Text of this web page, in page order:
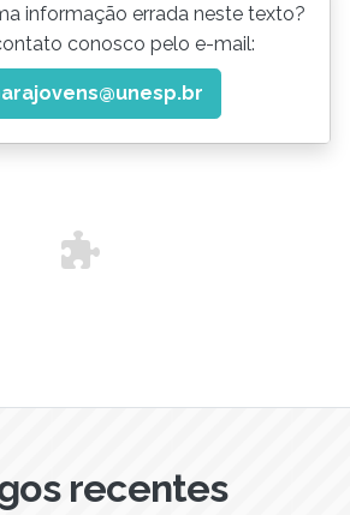
informação errada neste texto?
conosco pelo e-mail:
recentes